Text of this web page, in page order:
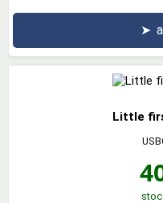
➤
Little